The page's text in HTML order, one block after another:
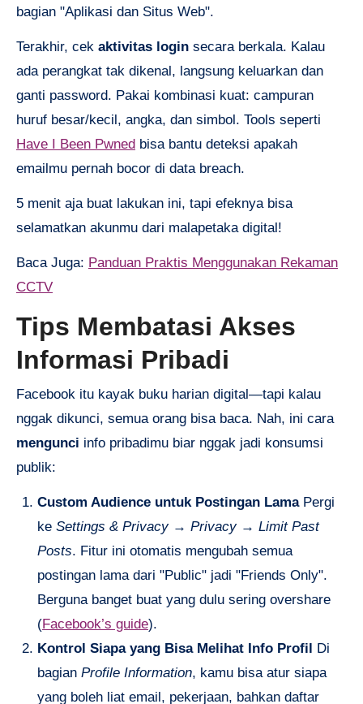
bagian "Aplikasi dan Situs Web".
Terakhir, cek aktivitas login secara berkala. Kalau
ada perangkat tak dikenal, langsung keluarkan dan
ganti password. Pakai kombinasi kuat: campuran
huruf besar/kecil, angka, dan simbol. Tools seperti
Have I Been Pwned bisa bantu deteksi apakah
emailmu pernah bocor di data breach.
5 menit aja buat lakukan ini, tapi efeknya bisa
selamatkan akunmu dari malapetaka digital!
Baca Juga: Panduan Praktis Menggunakan Rekaman
CCTV
Tips Membatasi Akses
Informasi Pribadi
Facebook itu kayak buku harian digital—tapi kalau
nggak dikunci, semua orang bisa baca. Nah, ini cara
mengunci info pribadimu biar nggak jadi konsumsi
publik:
Custom Audience untuk Postingan LamaPergi
ke Settings & Privacy→ Privacy→ Limit Past
Posts. Fitur ini otomatis mengubah semua
postingan lama dari "Public" jadi "Friends Only".
Berguna banget buat yang dulu sering overshare
(Facebook’s guide).
Kontrol Siapa yang Bisa Melihat Info Profil Di
bagian Profile Information, kamu bisa atur siapa
yang boleh liat email, pekerjaan, bahkan daftar